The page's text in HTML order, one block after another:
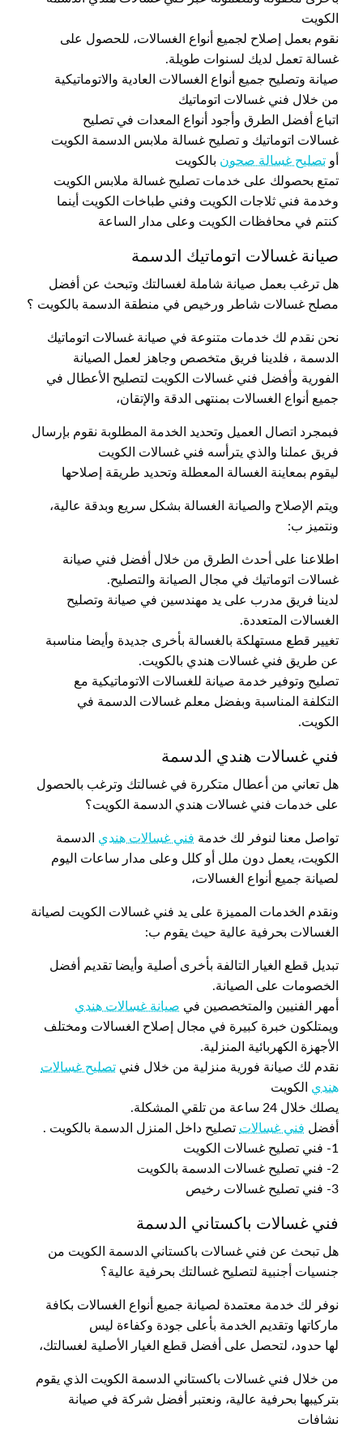
الكويت
نقوم بعمل إصلاح لجميع أنواع الغسالات، للحصول على
غسالة تعمل لديك لسنوات طويلة.
صيانة وتصليح جميع أنواع الغسالات العادية والاتوماتيكية
من خلال فني غسالات اتوماتيك
اتباع أفضل الطرق وأجود أنواع المعدات في تصليح
غسالات اتوماتيك و تصليح غسالة ملابس الدسمة الكويت
أو تصليح غسالة صحون بالكويت
تمتع بحصولك على خدمات تصليح غسالة ملابس الكويت
وخدمة فني ثلاجات الكويت وفني طباخات الكويت أينما
كنتم في محافظات الكويت وعلى مدار الساعة
صيانة غسالات اتوماتيك الدسمة
هل ترغب بعمل صيانة شاملة لغسالتك وتبحث عن أفضل
مصلح غسالات شاطر ورخيص في منطقة الدسمة بالكويت ؟
نحن نقدم لك خدمات متنوعة في صيانة غسالات اتوماتيك
الدسمة ، فلدينا فريق متخصص وجاهز لعمل الصيانة
الفورية وأفضل فني غسالات الكويت لتصليح الأعطال في
جميع أنواع الغسالات بمنتهى الدقة والإتقان،
فبمجرد اتصال العميل وتحديد الخدمة المطلوبة نقوم بإرسال
فريق عملنا والذي يترأسه فني غسالات الكويت
ليقوم بمعاينة الغسالة المعطلة وتحديد طريقة إصلاحها
ويتم الإصلاح والصيانة الغسالة بشكل سريع وبدقة عالية،
ونتميز ب:
اطلاعنا على أحدث الطرق من خلال أفضل فني صيانة
غسالات اتوماتيك في مجال الصيانة والتصليح.
لدينا فريق مدرب على يد مهندسين في صيانة وتصليح
الغسالات المتعددة.
تغيير قطع مستهلكة بالغسالة بأخرى جديدة وأيضا مناسبة
عن طريق فني غسالات هندي بالكويت.
تصليح وتوفير خدمة صيانة للغسالات الاتوماتيكية مع
التكلفة المناسبة وبفضل معلم غسالات الدسمة في
الكويت.
فني غسالات هندي الدسمة
هل تعاني من أعطال متكررة في غسالتك وترغب بالحصول
على خدمات فني غسالات هندي الدسمة الكويت؟
تواصل معنا لنوفر لك خدمة فني غسالات هندي الدسمة
الكويت، يعمل دون ملل أو كلل وعلى مدار ساعات اليوم
لصيانة جميع أنواع الغسالات،
ونقدم الخدمات المميزة على يد فني غسالات الكويت لصيانة
الغسالات بحرفية عالية حيث يقوم ب:
تبديل قطع الغيار التالفة بأخرى أصلية وأيضا تقديم أفضل
الخصومات على الصيانة.
أمهر الفنيين والمتخصصين في صيانة غسالات هندي
ويمتلكون خبرة كبيرة في مجال إصلاح الغسالات ومختلف
الأجهزة الكهربائية المنزلية.
نقدم لك صيانة فورية منزلية من خلال فني تصليح غسالات
هندي الكويت
يصلك خلال 24 ساعة من تلقي المشكلة.
أفضل فني غسالات تصليح داخل المنزل الدسمة بالكويت .
1- فني تصليح غسالات الكويت
2- فني تصليح غسالات الدسمة بالكويت
3- فني تصليح غسالات رخيص
فني غسالات باكستاني الدسمة
هل تبحث عن فني غسالات باكستاني الدسمة الكويت من
جنسيات أجنبية لتصليح غسالتك بحرفية عالية؟
نوفر لك خدمة معتمدة لصيانة جميع أنواع الغسالات بكافة
ماركاتها وتقديم الخدمة بأعلى جودة وكفاءة ليس
لها حدود، لتحصل على أفضل قطع الغيار الأصلية لغسالتك،
من خلال فني غسالات باكستاني الدسمة الكويت الذي يقوم
بتركيبها بحرفية عالية، ونعتبر أفضل شركة في صيانة
نشافات